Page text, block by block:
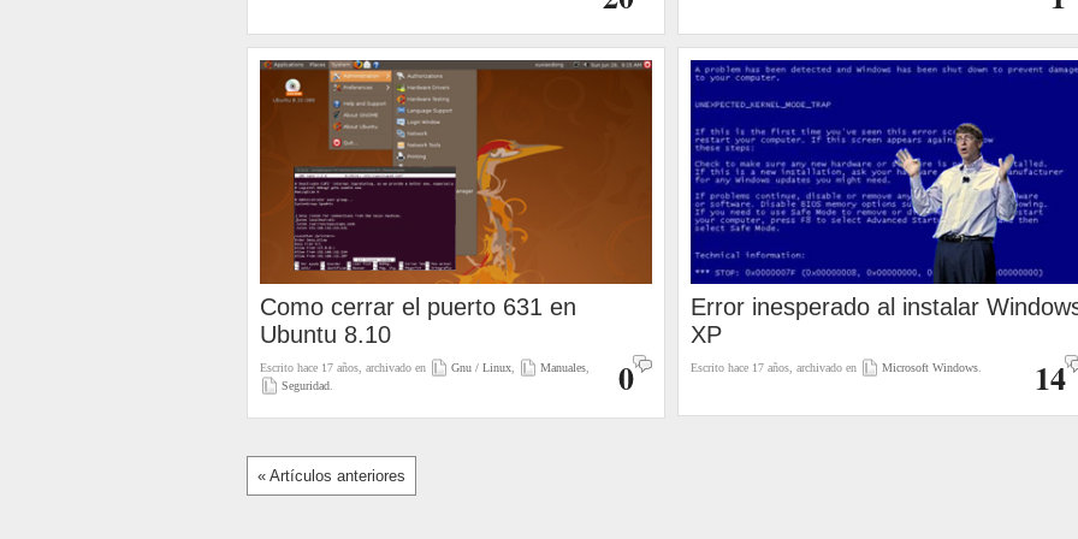
Como cerrar el puerto 631 en
Ubuntu 8.10
0
Escrito hace 17 años, archivado en Gnu / Linux Manuales
Seguridad
Error inesperado al instalar
XP
14
Escrito hace 17 años, archivado en Microsoft Windows
« Artículos anteriores